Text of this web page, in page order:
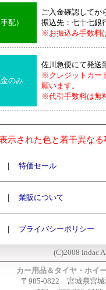
配）
ご入金確認してか
振込先：七十七銀
※お振込み手数料
のみ
佐川急便にて発送
※クレジットカー
願います。
※代引手数料は無
示された色と若干異な
｜ 特価セール
｜ 業販について
｜ プライバシーポリシー
(C)2008 indac
カー用品＆タイヤ・ホイ
〒985-0822 宮城県宮城